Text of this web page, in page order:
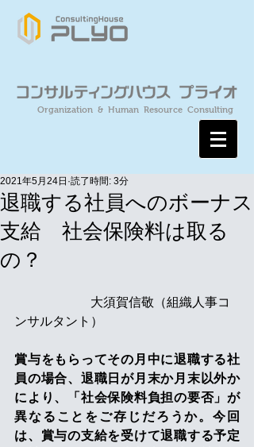
Organization & Human Resource Consulting
退職する社員へのボーナス
支給 社会保険料は取る
の？
2021年5月24日 読了時間: 3分
大須賀信敬（組織人事コ
ンサルタント）
賞与をもらってその月中に退職する社
員の場合、退職日が月末か月末以外か
により、「社会保険料負担の要否」が
異なることをご存じだろうか。今回
は、賞与の支給を受けて退職する予定